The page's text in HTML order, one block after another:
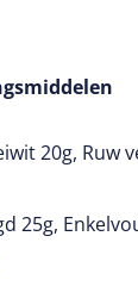
20g, Ruw
25g,